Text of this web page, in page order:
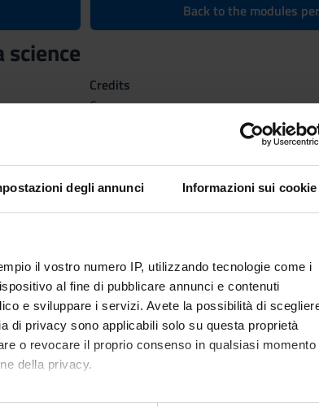
degli annunci Informazioni sui cookie
il vostro numero IP, utilizzando tecnologie come i
al fine di pubblicare annunci e contenuti
e sviluppare i servizi. Avete la possibilità di
di privacy sono applicabili solo su questa proprietà
o revocare il proprio consenso in qualsiasi momento
della privacy.
Back to the modules
Credits
6